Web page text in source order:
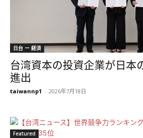
日台 ー 経済
台湾資本の投資企業が日本
進出
taiwannp1 - 2026年7月18日
Featured